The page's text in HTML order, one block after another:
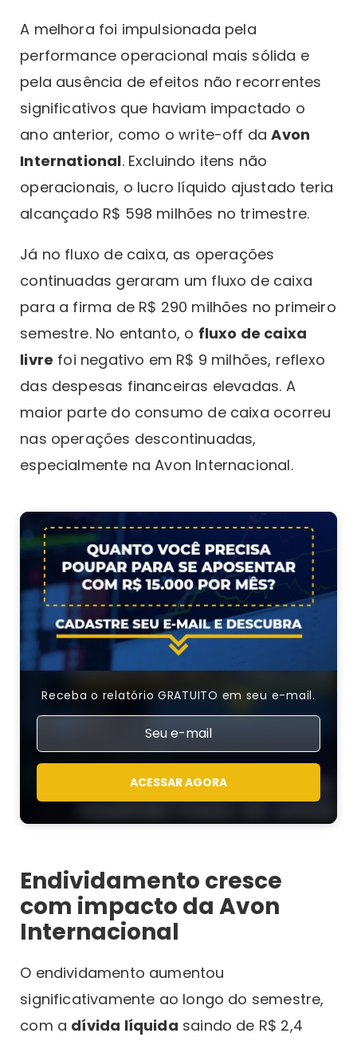
A melhora foi impulsionada pela
performance operacional mais sólida e
pela ausência de efeitos não recorrentes
significativos que haviam impactado o
ano anterior, como o write-off daAvon
International. Excluindo itens não
operacionais, o lucro líquido ajustado teria
alcançado R$ 598 milhões no trimestre.
Já no fluxo de caixa, as operações
continuadas geraram um fluxo de caixa
para a firma de R$ 290 milhões no primeiro
semestre. No entanto, o fluxo de caixa
livre foi negativo em R$ 9 milhões, reflexo
das despesas financeiras elevadas. A
maior parte do consumo de caixa ocorreu
nas operações descontinuadas,
especialmente na Avon Internacional.
Receba o relatório GRATUITO em seu e-mail.
ACESSAR AGORA
Endividamento cresce
com impacto da Avon
Internacional
O endividamento aumentou
significativamente ao longo do semestre,
com a dívida líquida saindo de R$ 2,4